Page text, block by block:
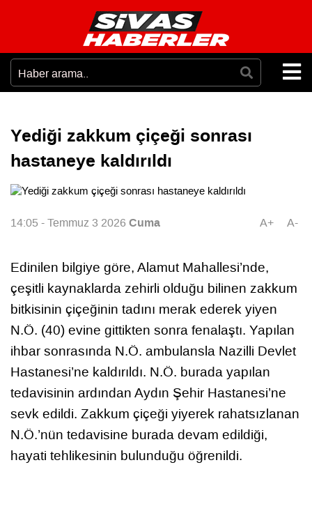
Yediği zakkum çiçeği sonrası
hastaneye kaldırıldı
14:05 - Temmuz 3 2026 Cuma A+ A-
Edinilen bilgiye göre, Alamut Mahallesi’nde,
çeşitli kaynaklarda zehirli olduğu bilinen zakkum
bitkisinin çiçeğinin tadını merak ederek yiyen
N.Ö. (40) evine gittikten sonra fenalaştı. Yapılan
ihbar sonrasında N.Ö. ambulansla Nazilli Devlet
Hastanesi’ne kaldırıldı. N.Ö. burada yapılan
tedavisinin ardından Aydın Şehir Hastanesi’ne
sevk edildi. Zakkum çiçeği yiyerek rahatsızlanan
N.Ö.’nün tedavisine burada devam edildiği,
hayati tehlikesinin bulunduğu öğrenildi.